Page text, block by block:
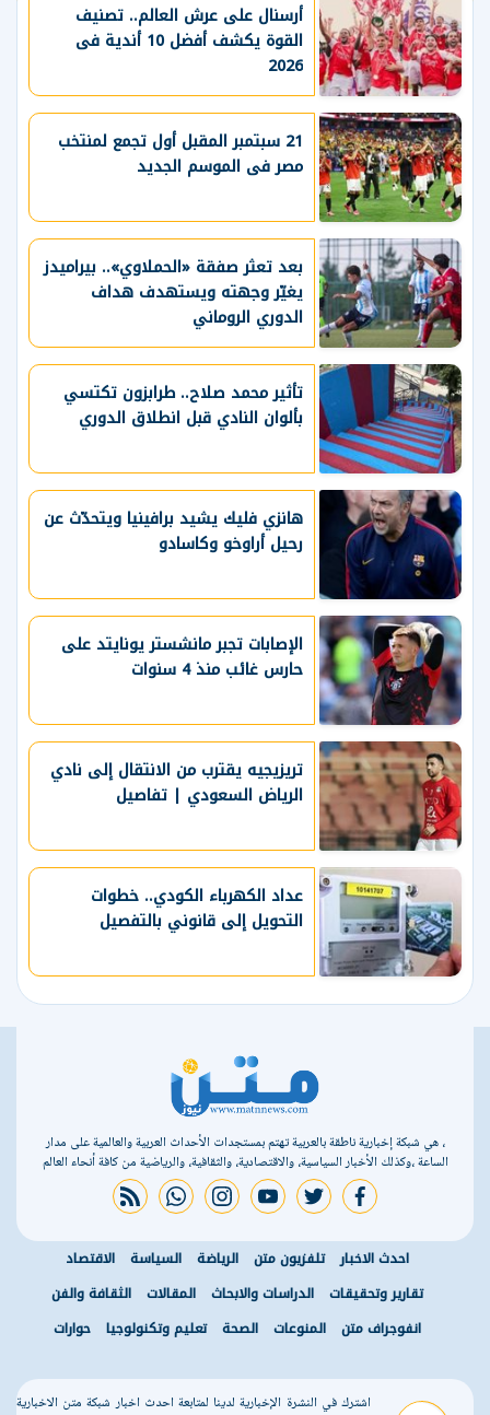
أرسنال على عرش العالم.. تصنيف
القوة يكشف أفضل 10 أندية فى
2026
21 سبتمبر المقبل أول تجمع لمنتخب
مصر فى الموسم الجديد
بعد تعثر صفقة «الحملاوي».. بيراميدز
يغيّر وجهته ويستهدف هداف
الدوري الروماني
تأثير محمد صلاح.. طرابزون تكتسي
بألوان النادي قبل انطلاق الدوري
هانزي فليك يشيد برافينيا ويتحدّث عن
رحيل أراوخو وكاسادو
الإصابات تجبر مانشستر يونايتد على
حارس غائب منذ 4 سنوات
تريزيجيه يقترب من الانتقال إلى نادي
الرياض السعودي | تفاصيل
عداد الكهرباء الكودي.. خطوات
التحويل إلى قانوني بالتفصيل
، هي شبكة إخبارية ناطقة بالعربية تهتم بمستجدات الأحداث العربية والعالمية على مدار
الساعة ،وكذلك الأخبار السياسية، والاقتصادية، والثقافية، والرياضية من كافة أنحاء العالم
facebook
twitter
youtube
instagram
whatsapp
rss feed
احدث الاخبار تلفزيون متن الرياضة السياسة
الاقتصاد
تقارير وتحقيقات
الدراسات والابحاث المقالات
الثقافة والفن
انفوجراف متن
المنوعات الصحة تعليم وتكنولوجيا حوارات
اشترك في النشرة الإخبارية لدينا لمتابعة احدث اخبار شبكة متن الاخبارية